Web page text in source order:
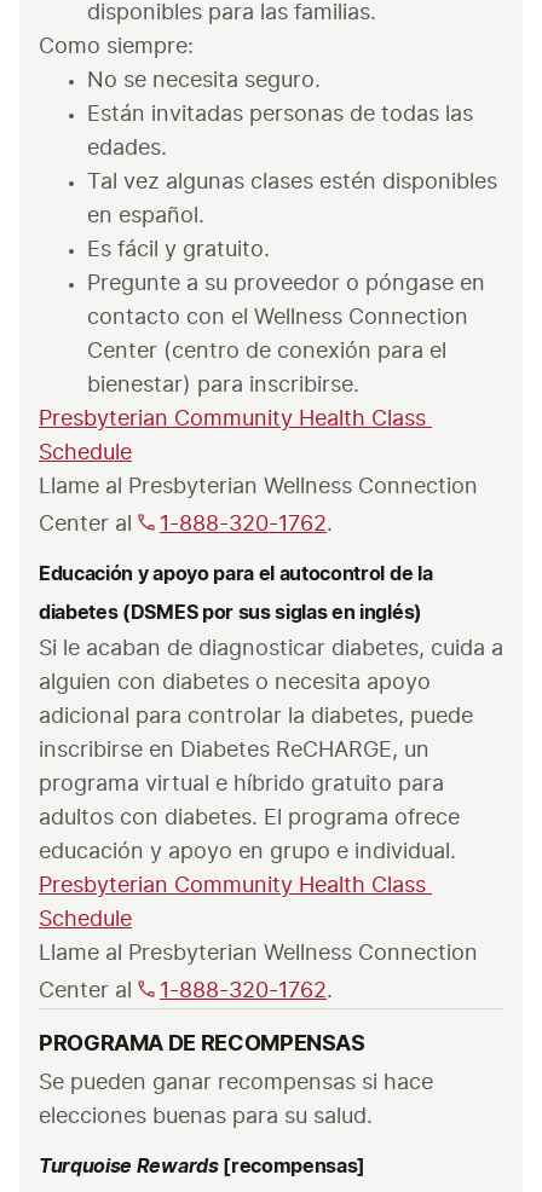
disponibles para las familias.
Como siempre:
No se necesita seguro.
Están invitadas personas de todas las
edades.
Tal vez algunas clases estén disponibles
en español.
Es fácil y gratuito.
Pregunte a su proveedor o póngase en
contacto con el Wellness Connection
Center (centro de conexión para el
bienestar) para inscribirse.
Presbyterian Community Health Class
Schedule
Llame al Presbyterian Wellness Connection
Center al
1-888-320-1762.
Educación y apoyo para el autocontrol de la
diabetes (DSMES por sus siglas en inglés)
Si le acaban de diagnosticar diabetes, cuida a
alguien con diabetes o necesita apoyo
adicional para controlar la diabetes, puede
inscribirse en Diabetes ReCHARGE, un
programa virtual e híbrido gratuito para
adultos con diabetes. El programa ofrece
educación y apoyo en grupo e individual.
Presbyterian Community Health Class
Schedule
Llame al Presbyterian Wellness Connection
Center al
1-888-320-1762.
PROGRAMA DE RECOMPENSAS
Se pueden ganar recompensas si hace
elecciones buenas para su salud.
Turquoise Rewards[recompensas]